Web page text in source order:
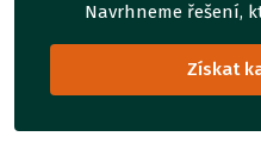
Navrhneme řešení,
Získat